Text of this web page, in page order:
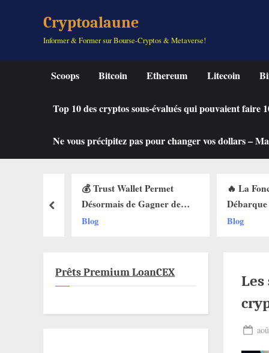
Cryptoalaune
Informer & Former sur Bourse-Cryptos & Metaverse!
Scoops Bitcoin Ethereum Litecoin
Top 10 des cryptos sous-évalués qui pouvaient
Ne vous précipitez pas pour changer vos dollars –
💰 Trust Wallet Permet
Désormais de Gagner de
l’Argent Sans Trader ? Les
Blog
🔥 La
Débarque
Web3 : Voici
Blog
prev
Prêts Premium LoanCEX